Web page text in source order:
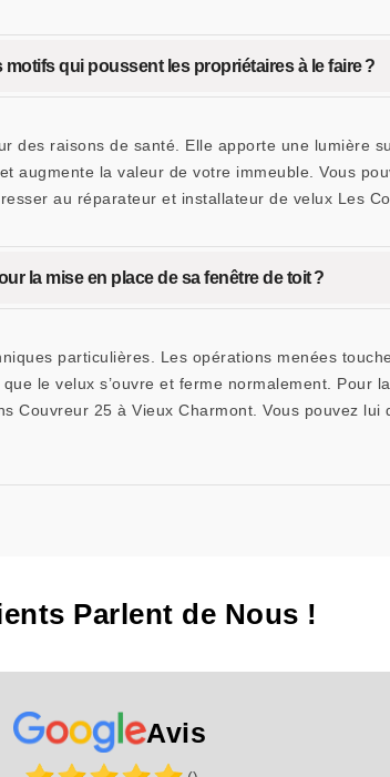
qui poussent les propriétaires à le faire ?
des raisons de santé. Elle apporte une lumière
augmente la valeur de votre immeuble. Vous
au réparateur et installateur de velux Les
la mise en place de sa fenêtre de toit ?
particulières. Les opérations menées
le velux s’ouvre et ferme normalement. Pour
Couvreur 25 à Vieux Charmont. Vous pouvez
Parlent de Nous !
Avis